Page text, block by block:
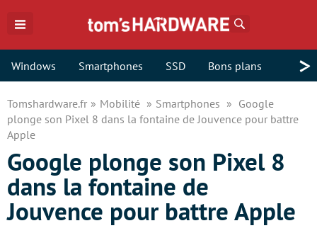
Windows Smartphones SSD Bons plans >
Tomshardware.fr Mobilité Smartphones
Google
plonge son Pixel 8 dans la fontaine de Jouvence pour battre
Apple
Google plonge son Pixel 8
dans la fontaine de
Jouvence pour battre Apple